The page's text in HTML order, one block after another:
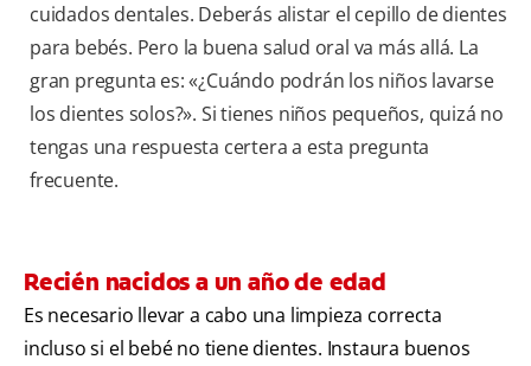
cuidados dentales. Deberás alistar el cepillo de dientes
para bebés. Pero la buena salud oral va más allá. La
gran pregunta es: «¿Cuándo podrán los niños lavarse
los dientes solos?». Si tienes niños pequeños, quizá no
tengas una respuesta certera a esta pregunta
frecuente.
Recién nacidos a un año de edad
Es necesario llevar a cabo una limpieza correcta
incluso si el bebé no tiene dientes. Instaura buenos